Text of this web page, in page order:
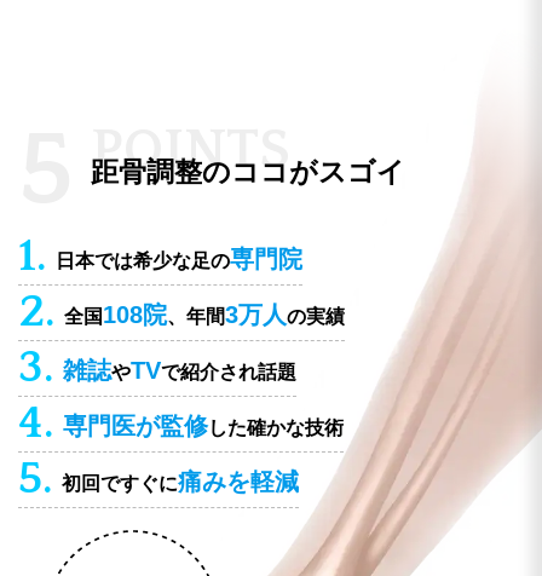
距骨調整のココがスゴイ
POINTS
1. 日本では希少な足の専門院
2. 全国108院、年間3万人の実績
3. 雑誌やTVで紹介され話題
4. 専門医が監修した確かな技術
5. 初回ですぐに痛みを軽減